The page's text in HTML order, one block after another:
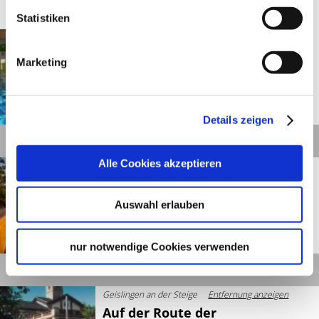
Statistiken
Marketing
Details zeigen
Alle Cookies akzeptieren
Auswahl erlauben
nur notwendige Cookies verwenden
Details
©
Gingen an der Fils Entfernung anzeigen
Albtraufgänger (Etappe 4)
*Trauf-Blick*
Details
Geislingen an der Steige Entfernung anzeigen
Auf der Route der